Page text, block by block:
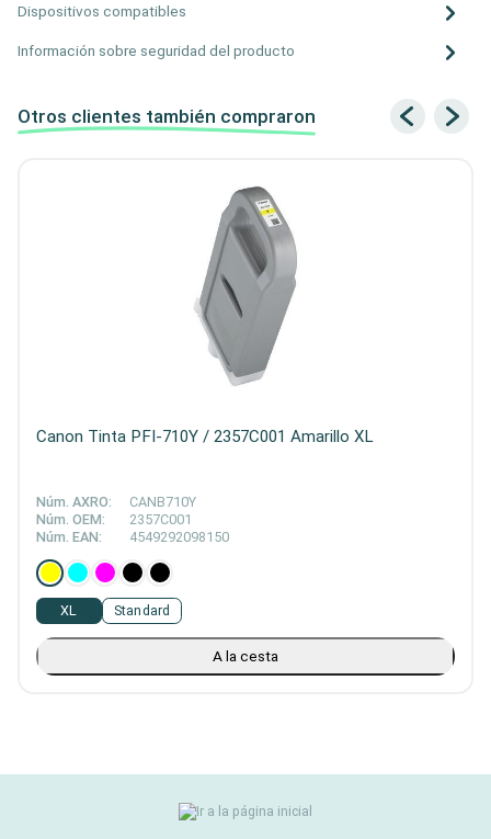
Dispositivos compatibles
Información sobre seguridad del producto
Otros clientes también compraron
Canon Tinta PFI-710Y / 2357C001 Amarillo XL
Núm. AXRO:
CANB710Y
Núm. OEM:
2357C001
Núm. EAN:
4549292098150
XL Standard
A la cesta